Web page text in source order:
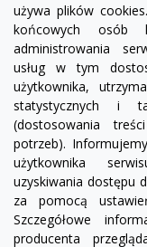
używa plików
końcowych osób
administrowania
usług w tym
użytkownika,
statystycznych i
(dostosowania
potrzeb).
użytkownika
uzyskiwania dostępu
za pomocą
Szczegółowe
producenta